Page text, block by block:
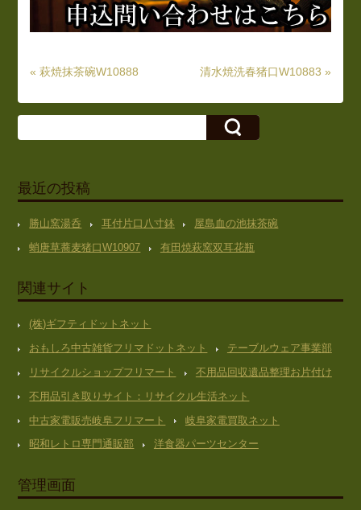
« 萩焼抹茶碗W10888 清水焼洗春猪口W10883 »
最近の投稿
勝山窯湯呑 耳付片口八寸鉢
屋島血の池抹茶碗
蛸唐草蕎麦猪口W10907
有田焼萩窯双耳花瓶
関連サイト
(株)ギフティドットネット
おもしろ中古雑貨フリマドットネット
テーブルウェア事業部
リサイクルショップフリマート
不用品回収遺品整理お片付け
不用品引き取りサイト：リサイクル生活ネット
中古家電販売岐阜フリマート
岐阜家電買取ネット
昭和レトロ専門通販部
洋食器パーツセンター
管理画面